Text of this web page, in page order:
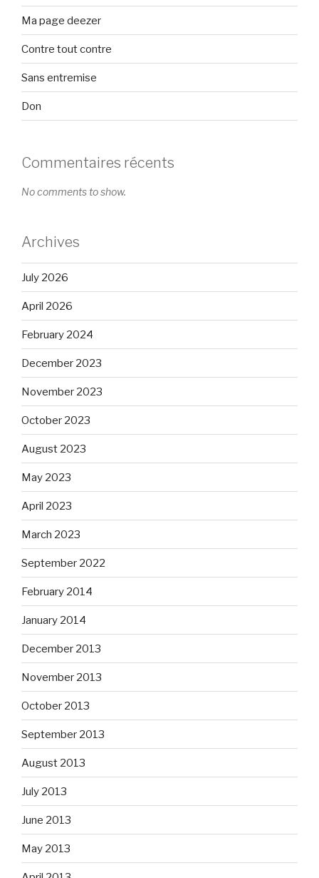
Ma page deezer
Contre tout contre
Sans entremise
Don
Commentaires récents
No comments to show.
Archives
July 2026
April 2026
February 2024
December 2023
November 2023
October 2023
August 2023
May 2023
April 2023
March 2023
September 2022
February 2014
January 2014
December 2013
November 2013
October 2013
September 2013
August 2013
July 2013
June 2013
May 2013